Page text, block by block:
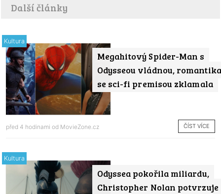
Další články
Megahitový Spider-Man s
Odysseou vládnou, romantika
se sci-fi premisou zklamala
Kultura
před 4 hodinami od MovieZone.cz ČÍST VÍCE
Odyssea pokořila miliardu,
Christopher Nolan potvrzuje
Kultura